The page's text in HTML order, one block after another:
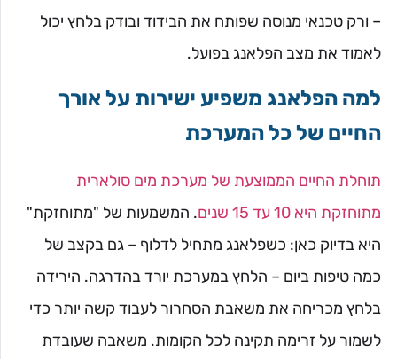
– ורק טכנאי מנוסה שפותח את הבידוד ובודק בלחץ יכול
לאמוד את מצב הפלאנג בפועל.
למה הפלאנג משפיע ישירות על אורך
החיים של כל המערכת
תוחלת החיים הממוצעת של מערכת מים סולארית
מתוחזקת היא 10 עד 15 שנים
. המשמעות של "מתוחזקת"
היא בדיוק כאן: כשפלאנג מתחיל לדלוף – גם בקצב של
כמה טיפות ביום – הלחץ במערכת יורד בהדרגה. הירידה
בלחץ מכריחה את משאבת הסחרור לעבוד קשה יותר כדי
לשמור על זרימה תקינה לכל הקומות. משאבה שעובדת